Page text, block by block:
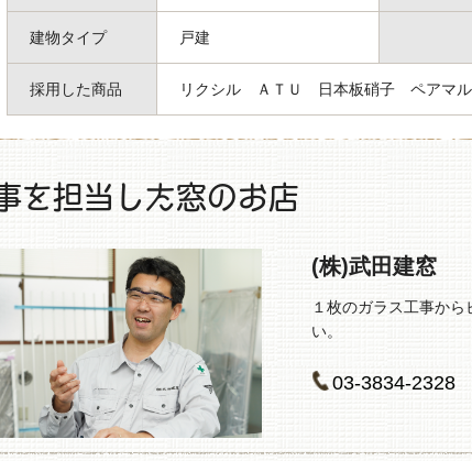
建物タイプ 戸建
採用した商品 リクシル ＡＴＵ 日本板硝子 ペアマ
を担当した窓のお店
(株)武田建窓
１枚のガラス工事か
い。
03-3834-2328